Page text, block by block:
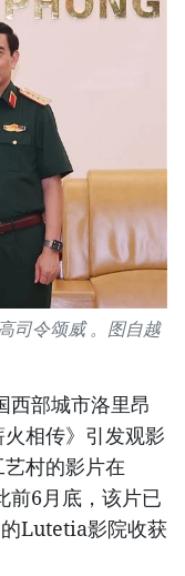
司令颂威 。图自越
西部城市洛里昂
相传》引发观影
村的影片在
6月底，该片已
Lutetia影院收获